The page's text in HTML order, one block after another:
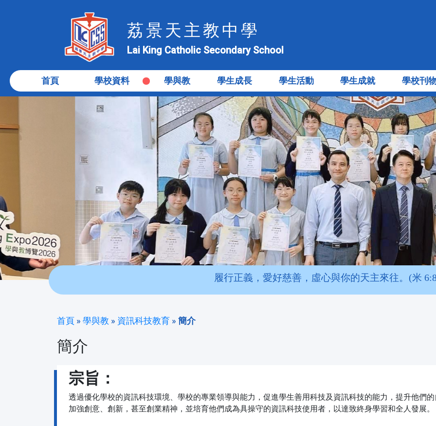
荔景天主教中學
Lai King Catholic Secondary School
首頁 學校資料 學與教 學生成長 學生活動 學生成就 學校刊
履行正義，愛好慈善，虛心與你的天主來往。(米
首頁 » 學與教 » 資訊科技教育 » 簡介
簡介
宗旨：
透過優化學校的資訊科技環境、學校的專業領導與能力，促進學生善用科技及資訊科技的能力，提升他們
加強創意、創新，甚至創業精神，並培育他們成為具操守的資訊科技使用者，以達致終身學習和全人發展。